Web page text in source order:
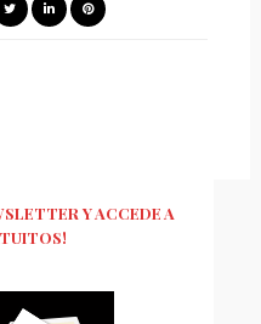
Y ACCEDE A